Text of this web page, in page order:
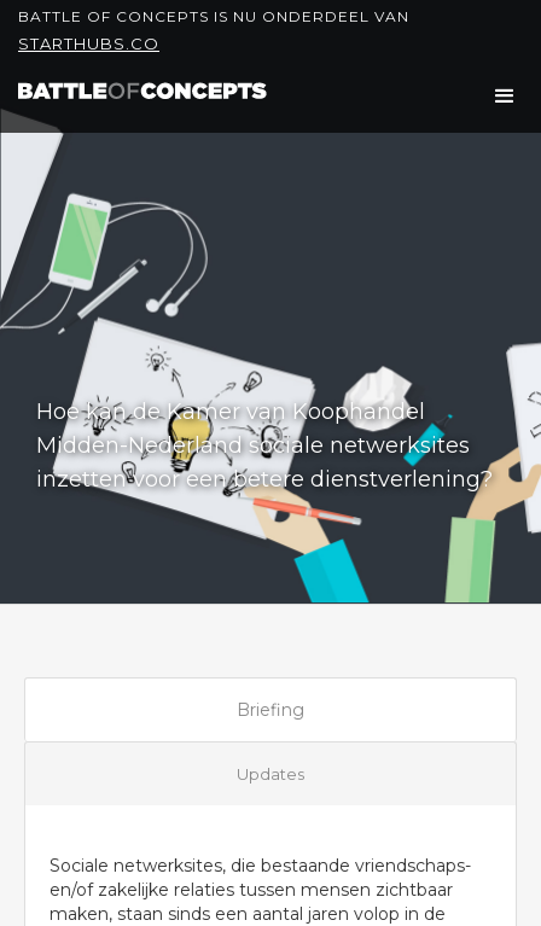
Hoe kan de Kamer van Koophandel
Midden-Nederland sociale netwerksites
inzetten voor een betere dienstverlening?
BATTLE OF CONCEPTS IS NU ONDERDEEL VAN
STARTHUBS.CO
Briefing
Updates
Sociale netwerksites, die bestaande vriendschaps-
en/of zakelijke relaties tussen mensen zichtbaar
maken, staan sinds een aantal jaren volop in de